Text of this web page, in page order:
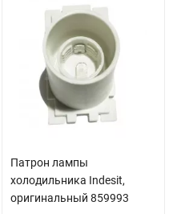
Патрон лампы
холодильника Indesit,
оригинальный 859993